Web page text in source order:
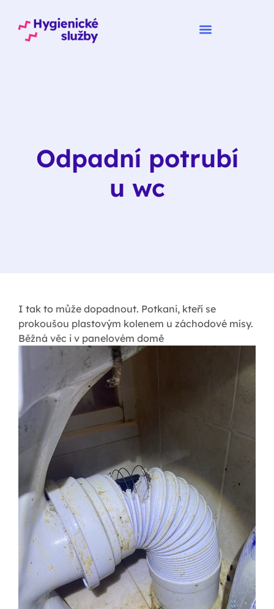
Odpadní potrubí
u wc
I tak to může dopadnout. Potkani, kteří se
prokoušou plastovým kolenem u záchodové mísy.
Běžná věc i v panelovém domě